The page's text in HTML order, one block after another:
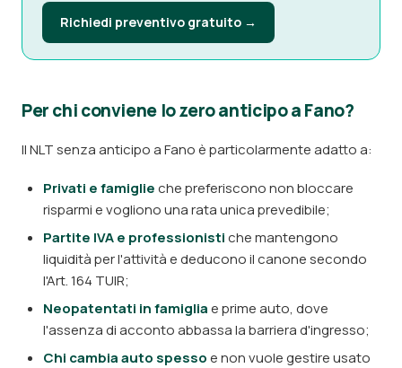
Richiedi preventivo gratuito →
Per chi conviene lo zero anticipo a Fano?
Il NLT senza anticipo a Fano è particolarmente adatto a:
Privati e famiglieche preferiscono non bloccare
risparmi e vogliono una rata unica prevedibile;
Partite IVA e professionistiche mantengono
liquidità per l'attività e deducono il canone secondo
l'Art. 164 TUIR;
Neopatentati in famigliae prime auto, dove
l'assenza di acconto abbassa la barriera d'ingresso;
Chi cambia auto spessoe non vuole gestire usato